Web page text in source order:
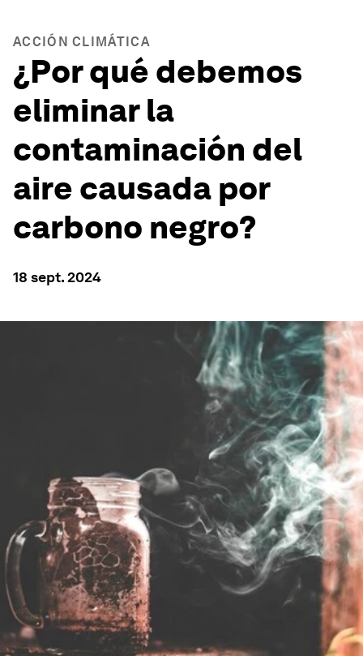
ACCIÓN CLIMÁTICA
¿Por qué debemos
eliminar la
contaminación del
aire causada por
carbono negro?
18 sept. 2024